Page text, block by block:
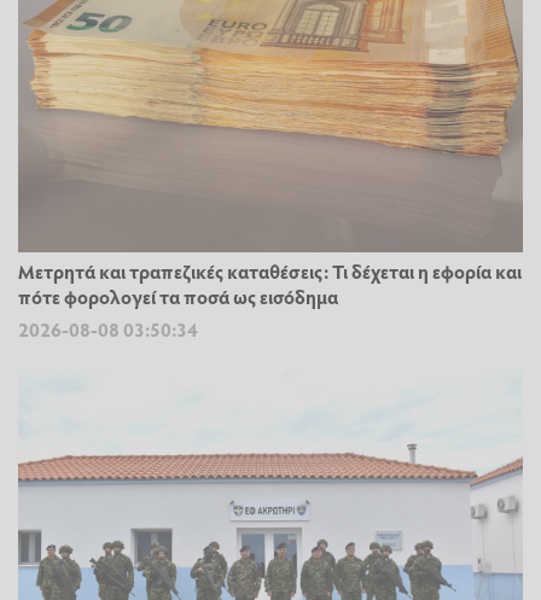
Μετρητά και τραπεζικές καταθέσεις: Τι δέχεται η εφορία και
πότε φορολογεί τα ποσά ως εισόδημα
2026-08-08 03:50:34